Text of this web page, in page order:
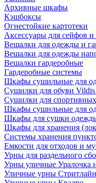
Архивные шкафы
Кэшбоксы
Огнестойкие картотеки
Аксессуары для сейфов
Вешалки для одежды и
Вешалки для одежды
Вешалки гардеробные
Гардеробные системы
Шкафы сушильные для
Сушилки для обуви Vildis
Сушилки для спортивных
Шкафы сушильные для
Шкафы для сушки
Шкафы для хранения
Системы хранения
Емкости для отходов и
Урны для раздельного
Урны уличные Уралочка
Уличные урны Стритлайн